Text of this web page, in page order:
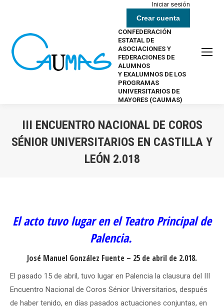
Iniciar sesión
Crear cuenta
CONFEDERACIÓN
ESTATAL DE
ASOCIACIONES Y
FEDERACIONES DE
ALUMNOS
Y EXALUMNOS DE LOS
PROGRAMAS
UNIVERSITARIOS DE
MAYORES (CAUMAS)
III ENCUENTRO NACIONAL DE COROS
SÉNIOR UNIVERSITARIOS EN CASTILLA Y
LEÓN 2.018
El acto tuvo lugar en el Teatro Principal de
Palencia.
José Manuel González Fuente – 25 de abril de 2.018.
El pasado 15 de abril, tuvo lugar en Palencia la clausura del III
Encuentro Nacional de Coros Sénior Universitarios, después
de haber tenido, en días pasados actuaciones conjuntas, en